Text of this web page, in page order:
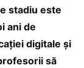
stadiu este
ani de
digitale și
să